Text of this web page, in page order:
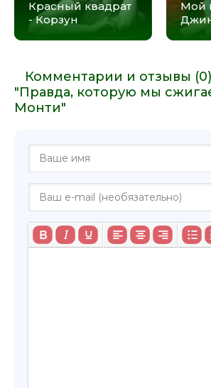
Красный квадрат
- Корзун
Мой
Комментарии и отзывы
"Правда, которую мы
Монти"